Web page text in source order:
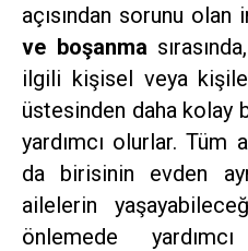
açısından sorunu olan
ve boşanma
ilgili kişisel veya
üstesinden daha kolay
yardımcı olurlar. Tüm
da birisinin evden
ailelerin
önlemede